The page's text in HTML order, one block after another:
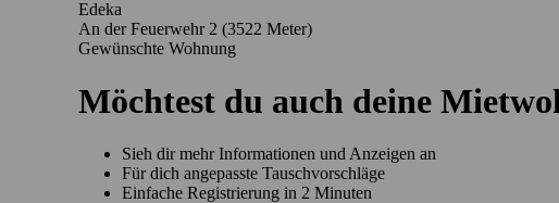
Edeka
An der Feuerwehr 2 (3522 Meter)
Gewünschte Wohnung
Möchtest du auch deine
Sieh dir mehr Informationen und Anzeigen an
Für dich angepasste Tauschvorschläge
Einfache Registrierung in 2 Minuten